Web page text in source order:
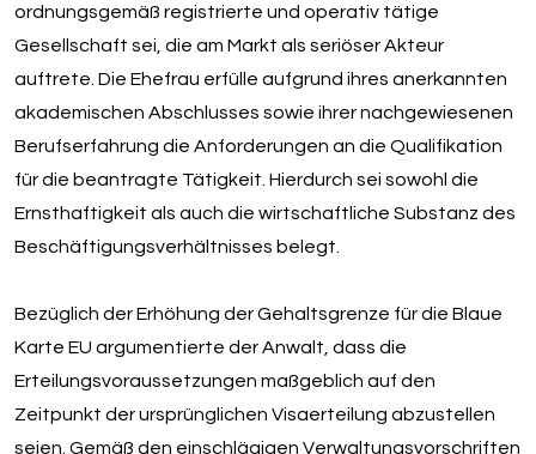
ordnungsgemäß registrierte und operativ tätige
Gesellschaft sei, die am Markt als seriöser Akteur
auftrete. Die Ehefrau erfülle aufgrund ihres anerkannten
akademischen Abschlusses sowie ihrer nachgewiesenen
Berufserfahrung die Anforderungen an die Qualifikation
für die beantragte Tätigkeit. Hierdurch sei sowohl die
Ernsthaftigkeit als auch die wirtschaftliche Substanz des
Beschäftigungsverhältnisses belegt.
Bezüglich der Erhöhung der Gehaltsgrenze für die Blaue
Karte EU argumentierte der Anwalt, dass die
Erteilungsvoraussetzungen maßgeblich auf den
Zeitpunkt der ursprünglichen Visaerteilung abzustellen
seien. Gemäß den einschlägigen Verwaltungsvorschriften